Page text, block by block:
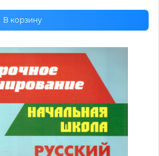
В корзину